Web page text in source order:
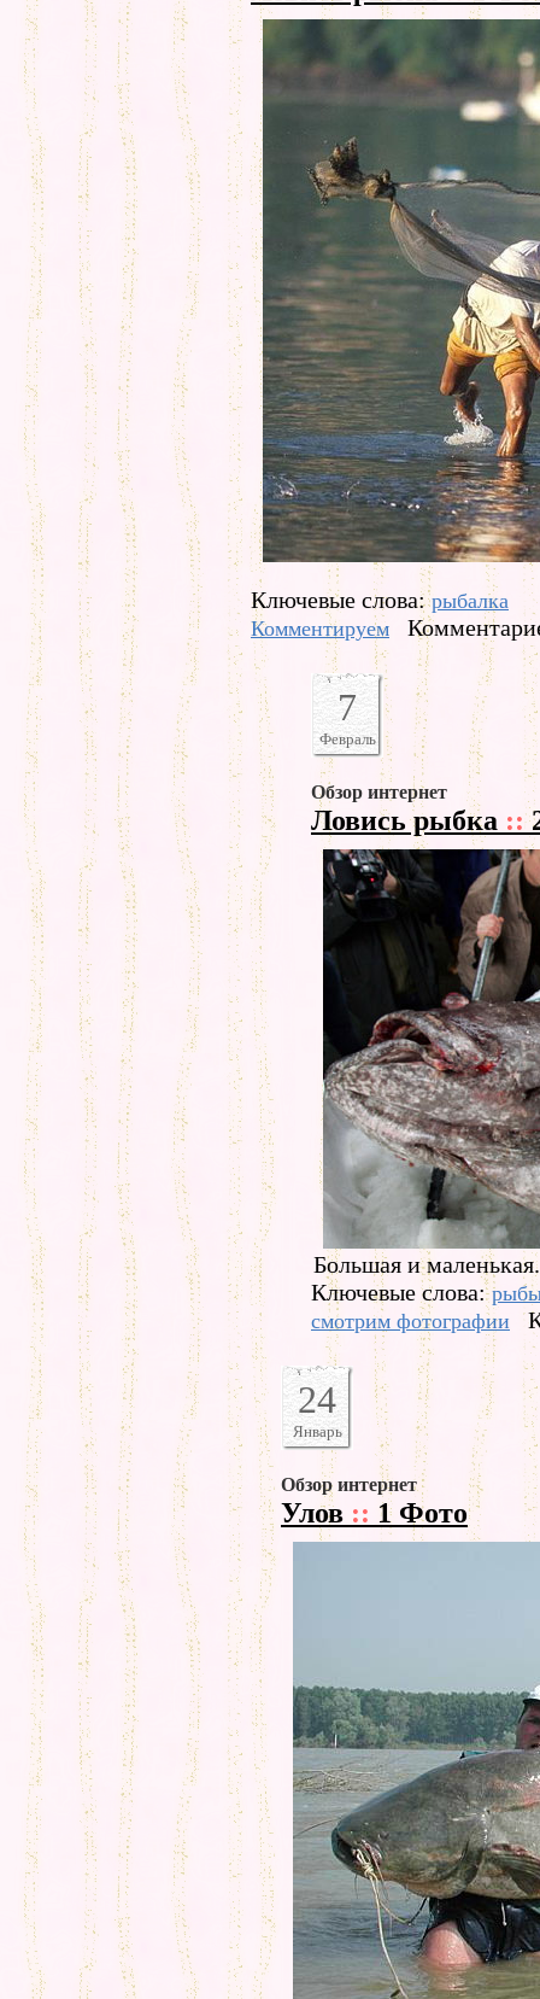
Ключевые слова:рыбалка
Комментируем
7
Февраль
Обзор интернет
Ловись рыбка ::
Большая и
Ключевые слова:
смотрим фотографии
24
Январь
Обзор интернет
Улов :: 1 Фото